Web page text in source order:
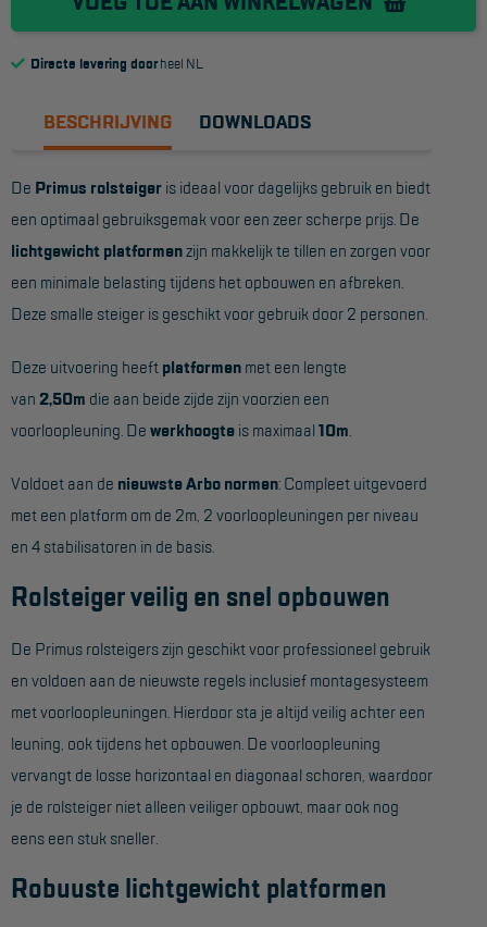
Reddingsmiddelen
CombiDeals
MAATWERK
VERHUUR
Steigers
Rolsteigers
Schilderstellingen
Gevelsteigers
Steiger overkapping
Hangbruginstallaties
Gevelrenovatie
Industrieel onderhoud
Telescoop hoogwerkers
Knikarmhoogwerkers
Masthoogwerkers
Directe levering doorheel NL
BESCHRIJVING DOWNLOADS
De Primus rolsteiger is ideaal voor dagelijks gebruik en biedt
een optimaal gebruiksgemak voor een zeer scherpe prijs. De
lichtgewicht platformenzijn makkelijk te tillen en zorgen voor
een minimale belasting tijdens het opbouwen en afbreken.
Deze smalle steiger is geschikt voor gebruik door 2 personen.
Deze uitvoering heeft platformen met een lengte
van 2,50m die aan beide zijde zijn voorzien een
voorloopleuning. De werkhoogte is maximaal 10m
Voldoet aan de nieuwste Arbo normen: Compleet uitgevoerd
met een platform om de 2m, 2 voorloopleuningen per niveau
en 4 stabilisatoren in de basis.
Rolsteiger veilig en snel opbouwen
De Primus rolsteigers zijn geschikt voor professioneel gebruik
en voldoen aan de nieuwste regels inclusief montagesysteem
met voorloopleuningen. Hierdoor sta je altijd veilig achter een
leuning, ook tijdens het opbouwen. De voorloopleuning
vervangt de losse horizontaal en diagonaal schoren, waardoor
je de rolsteiger niet alleen veiliger opbouwt, maar ook nog
eens een stuk sneller.
Robuuste lichtgewicht platformen